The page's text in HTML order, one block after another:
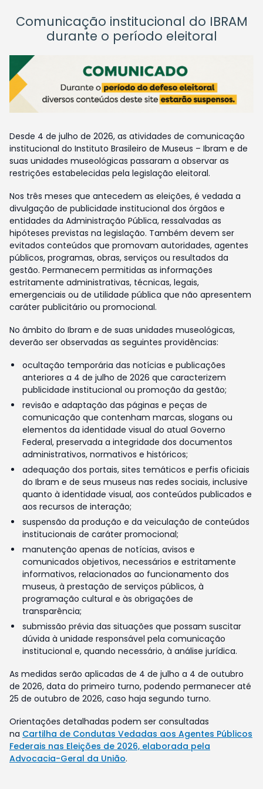
Comunicação institucional do IBRAM
durante o período eleitoral
Desde 4 de julho de 2026, as atividades de comunicação
institucional do Instituto Brasileiro de Museus – Ibram e de
suas unidades museológicas passaram a observar as
restrições estabelecidas pela legislação eleitoral.
Nos três meses que antecedem as eleições, é vedada a
divulgação de publicidade institucional dos órgãos e
entidades da Administração Pública, ressalvadas as
hipóteses previstas na legislação. Também devem ser
evitados conteúdos que promovam autoridades, agentes
públicos, programas, obras, serviços ou resultados da
gestão. Permanecem permitidas as informações
estritamente administrativas, técnicas, legais,
emergenciais ou de utilidade pública que não apresentem
caráter publicitário ou promocional.
No âmbito do Ibram e de suas unidades museológicas,
deverão ser observadas as seguintes providências:
ocultação temporária das notícias e publicações
anteriores a 4 de julho de 2026 que caracterizem
publicidade institucional ou promoção da gestão;
revisão e adaptação das páginas e peças de
comunicação que contenham marcas, slogans ou
elementos da identidade visual do atual Governo
Federal, preservada a integridade dos documentos
administrativos, normativos e históricos;
adequação dos portais, sites temáticos e perfis oficiais
do Ibram e de seus museus nas redes sociais, inclusive
quanto à identidade visual, aos conteúdos publicados e
aos recursos de interação;
suspensão da produção e da veiculação de conteúdos
institucionais de caráter promocional;
manutenção apenas de notícias, avisos e
comunicados objetivos, necessários e estritamente
informativos, relacionados ao funcionamento dos
museus, à prestação de serviços públicos, à
programação cultural e às obrigações de
transparência;
submissão prévia das situações que possam suscitar
dúvida à unidade responsável pela comunicação
institucional e, quando necessário, à análise jurídica.
As medidas serão aplicadas de 4 de julho a 4 de outubro
de 2026, data do primeiro turno, podendo permanecer até
25 de outubro de 2026, caso haja segundo turno.
Orientações detalhadas podem ser consultadas
na Cartilha de Condutas Vedadas aos Agentes Públicos
Federais nas Eleições de 2026, elaborada pela
Advocacia-Geral da União.